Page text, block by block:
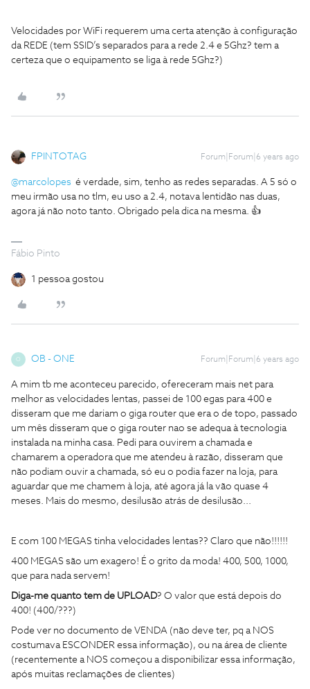
Velocidades por WiFi requerem uma certa atenção à configuração
da REDE (tem SSID’s separados para a rede 2.4 e 5Ghz? tem a
certeza que o equipamento se liga à rede 5Ghz?)
FPINTOTAG Forum|Forum|6 years ago
@marcolopes é verdade, sim, tenho as redes separadas. A 5 só o
meu irmão usa no tlm, eu uso a 2.4, notava lentidão nas duas,
agora já não noto tanto. Obrigado pela dica na mesma. 👍
Fábio Pinto
1 pessoa gostou
O OB - ONE Forum|Forum|6 years ago
A mim tb me aconteceu parecido, ofereceram mais net para
melhor as velocidades lentas, passei de 100 egas para 400 e
disseram que me dariam o giga router que era o de topo, passado
um mês disseram que o giga router nao se adequa à tecnologia
instalada na minha casa. Pedi para ouvirem a chamada e
chamarem a operadora que me atendeu à razão, disseram que
não podiam ouvir a chamada, só eu o podia fazer na loja, para
aguardar que me chamem à loja, até agora já la vão quase 4
meses. Mais do mesmo, desilusão atrás de desilusão...
E com 100 MEGAS tinha velocidades lentas?? Claro que não!!!!!!
400 MEGAS são um exagero! É o grito da moda! 400, 500, 1000,
que para nada servem!
Diga-me quanto tem de UPLOAD? O valor que está depois do
400! (400/???)
Pode ver no documento de VENDA (não deve ter, pq a NOS
costumava ESCONDER essa informação), ou na área de cliente
(recentemente a NOS começou a disponibilizar essa informação,
após muitas reclamações de clientes)